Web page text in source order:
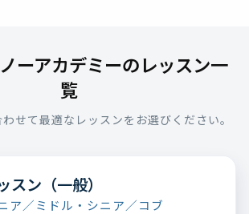
ーアカデミーのレッスン一
覧
せて最適なレッスンをお選びください。
スン（一般）
ア／ミドル・シニア／コブ